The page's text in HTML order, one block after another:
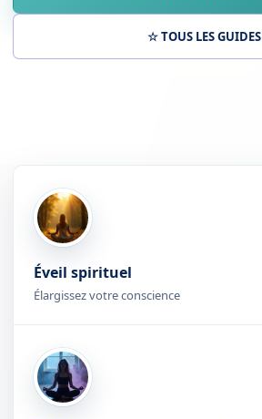
☆ TOUS LES GUIDES
Éveil spirituel
Élargissez votre conscience